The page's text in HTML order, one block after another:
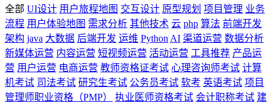
全部 UI设计 用户旅程地图 交互设计 原型规划 项目管理 业务
流程 用户体验地图 需求分析 其他技术 云 php 算法 前端开发
架构 java 大数据 后端开发 运维 Python AI 渠道运营 数据分析
新媒体运营 内容运营 短视频运营 活动运营 工具推荐 产品运
营 用户运营 电商运营 教师资格证考试 心理咨询师考试 计算
机考试 司法考试 研究生考试 公务员考试 软考 英语考试 项目
管理师职业资格（PMP）
执业医师资格考试 会计职称考试 建